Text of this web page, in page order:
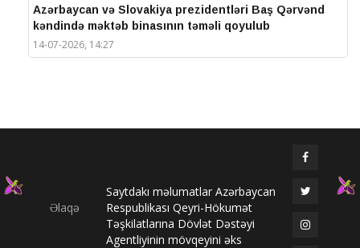
Azərbaycan və Slovakiya prezidentləri Baş Qərvənd
kəndində məktəb binasının təməli qoyulub
14-07-2026, 14:27
Prezidentlər Şuşada mətbuata bəyanatlarla çıxış
Elməddin Behbud: “IV Şuşa Qlobal Media Forumu
beynəlxalq media əməkdaşlığının nüfuzlu
platformasına çevrilib”
14-07-2026, 14:24
Əlaqə
Saytdakı məlumatlar Azərbaycan
Respublikası Qeyri-Hökumət
Təşkilatlarına Dövlət Dəstəyi
Agentliyinin mövqeyini əks